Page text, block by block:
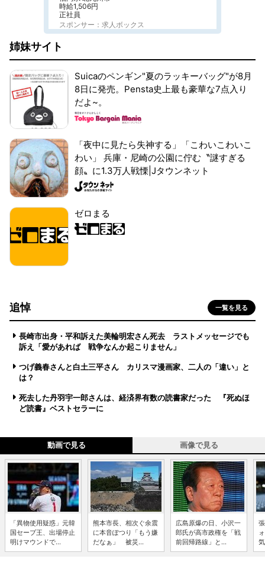
時給1,506円
正社員
スポンサー：求人ボックス
姉妹サイト
Suicaのペンギン"夏のラッキーバッグ"が8月
8日に発売。Pensta史上最も豪華な7点入り
だよ~。
「夜中に見たら失神する」「こわいこわいこ
わい」 兵庫・尼崎の公園に佇む〝謎すぎる
顔〟に1.3万人戦慄|Jタウンネット
ゼロまる
追悼 一覧を見る
長崎市出身・平和訴えた美輪明宏さん死去 ラストメッセージでも
訴え「愛があれば 戦争なんか起こりません」
つげ義春さんと白土三平さん カリスマ漫画家、二人の「違い」と
は？
死去した丹羽宇一郎さんは、経済界有数の読書家だった 『死ぬほ
ど読書』ベストセラーに
動画で見る 画像で見る
「異物使用疑惑」元韓
国セーブ王、出場停止
明けマウンドで...
熊本市長、相次ぐ余震
に本音ぽつり「もう嫌
だなぁ」 被災...
広島原爆の日、小沢一
郎氏が高市政権を「戦
前回帰路線」と...